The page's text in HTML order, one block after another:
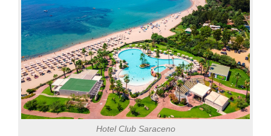
Hotel Club Saraceno